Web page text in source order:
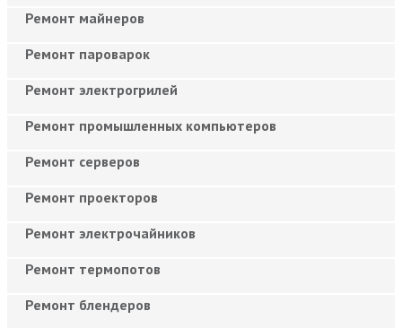
Ремонт майнеров
Ремонт пароварок
Ремонт электрогрилей
Ремонт промышленных компьютеров
Ремонт серверов
Ремонт проекторов
Ремонт электрочайников
Ремонт термопотов
Ремонт блендеров